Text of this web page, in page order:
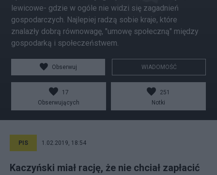
lewicowe- gdzie w ogóle nie widzi się zagadnień
gospodarczych. Najlepiej radzą sobie kraje, które
znalazły dobrą równowagę, "umowę społeczną" między
gospodarką i społeczeństwem.
Obserwuj WIADOMOŚĆ
17
Obserwujących
251
Notki
PIS 1.02.2019, 18:54
Kaczyński miał rację, że nie chciał zapłacić